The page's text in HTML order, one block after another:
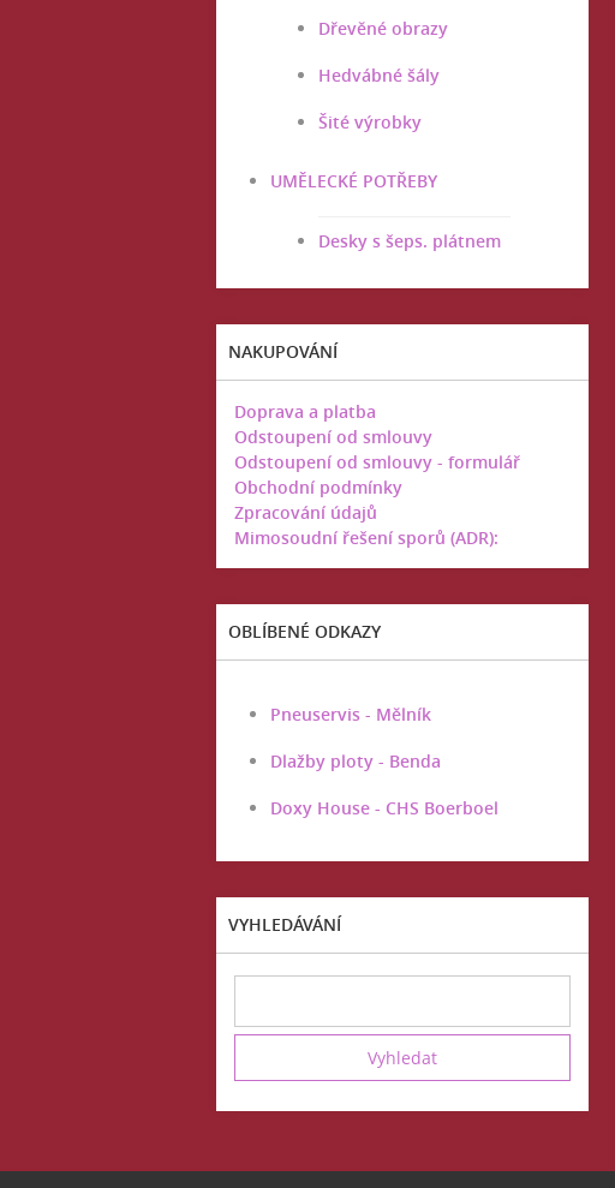
Dřevěné obrazy
Hedvábné šály
Šité výrobky
UMĚLECKÉ POTŘEBY
Desky s šeps. plátnem
NAKUPOVÁNÍ
Doprava a platba
Odstoupení od smlouvy
Odstoupení od smlouvy - formulář
Obchodní podmínky
Zpracování údajů
Mimosoudní řešení sporů (ADR):
OBLÍBENÉ ODKAZY
Pneuservis - Mělník
Dlažby ploty - Benda
Doxy House - CHS Boerboel
VYHLEDÁVÁNÍ